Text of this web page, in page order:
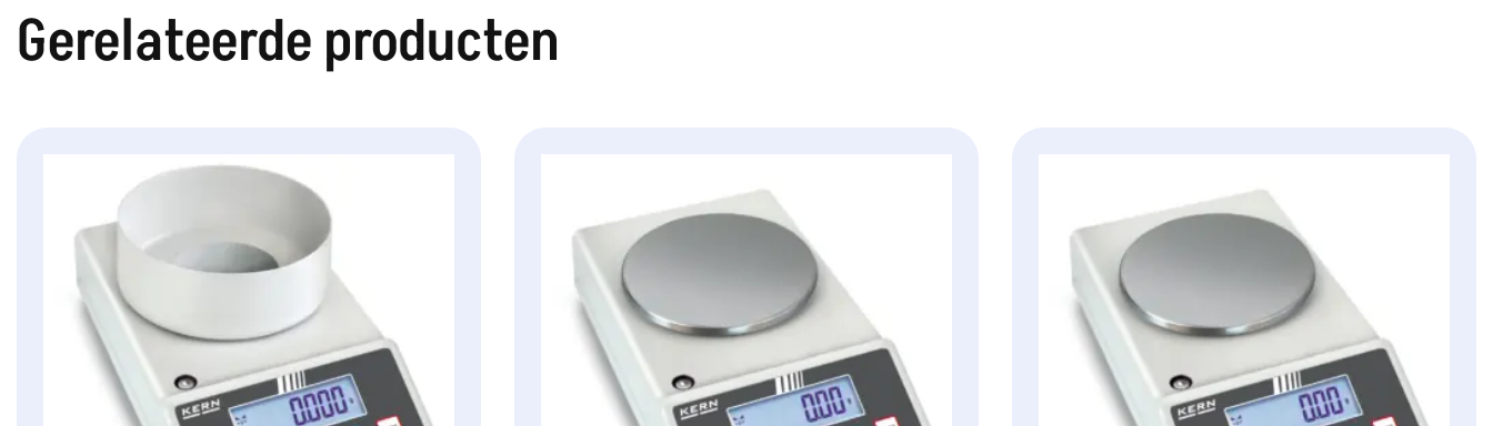
Gerelateerde producten